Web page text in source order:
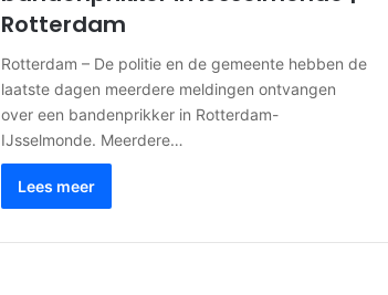
Rotterdam
Rotterdam – De politie en de gemeente hebben de
laatste dagen meerdere meldingen ontvangen
over een bandenprikker in Rotterdam-
IJsselmonde. Meerdere…
Lees meer